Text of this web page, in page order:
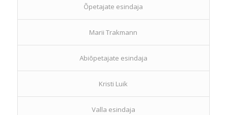
Õpetajate esindaja
Marii Trakmann
Abiõpetajate esindaja
Kristi Luik
Valla esindaja